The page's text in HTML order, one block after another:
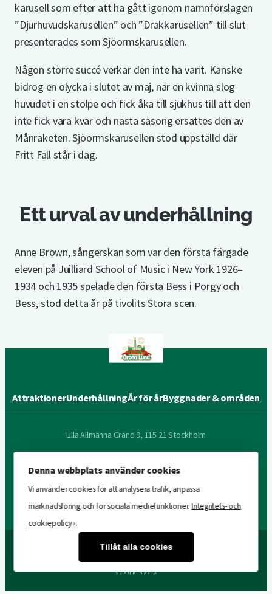
karusell som efter att ha gått igenom namnförslagen
”Djurhuvudskarusellen” och ”Drakkarusellen” till slut
presenterades som Sjöormskarusellen.
Någon större succé verkar den inte ha varit. Kanske
bidrog en olycka i slutet av maj, när en kvinna slog
huvudet i en stolpe och fick åka till sjukhus till att den
inte fick vara kvar och nästa säsong ersattes den av
Månraketen. Sjöormskarusellen stod uppställd där
Fritt Fall står i dag.
Ett urval av underhållning
Anne Brown, sångerskan som var den första färgade
eleven på Juilliard School of Music i New York 1926–
1934 och 1935 spelade den första Bess i Porgy och
Bess, stod detta år på tivolits Stora scen.
AttraktionerUnderhållningÅr för årByggnader & områden
Lilla Allmänna Gränd 9, 115 21 Stockholm
Följ oss på sociala medier
Denna webbplats använder cookies
Vi använder cookies för att analysera trafik, anpassa
marknadsföring och för sociala mediefunktioner.Integritets- och
cookiepolicy ›.
Tillåt alla cookies